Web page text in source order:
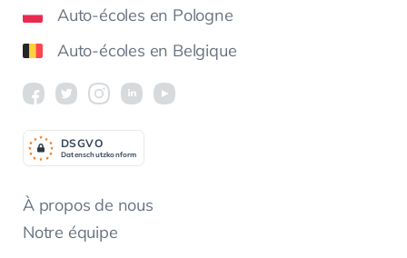
Auto-écoles en Pologne
Auto-écoles en Belgique
À propos de nous
Notre équipe
Datenschutzkonform
DSGVO